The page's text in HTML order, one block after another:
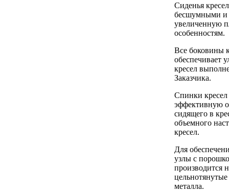
Сиденья
бесшумными и
увеличенную
особенностям.
Все боковины
обеспечивает
кресел
Заказчика.
Спинки
эффективную
сидящего в
объемного
кресел.
Для
узлы с
производится
металла.